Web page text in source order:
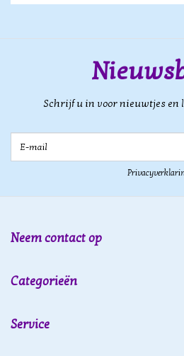
Schrijf u in voor nieuwtjes en
Neem contact op
Categorieën
Service